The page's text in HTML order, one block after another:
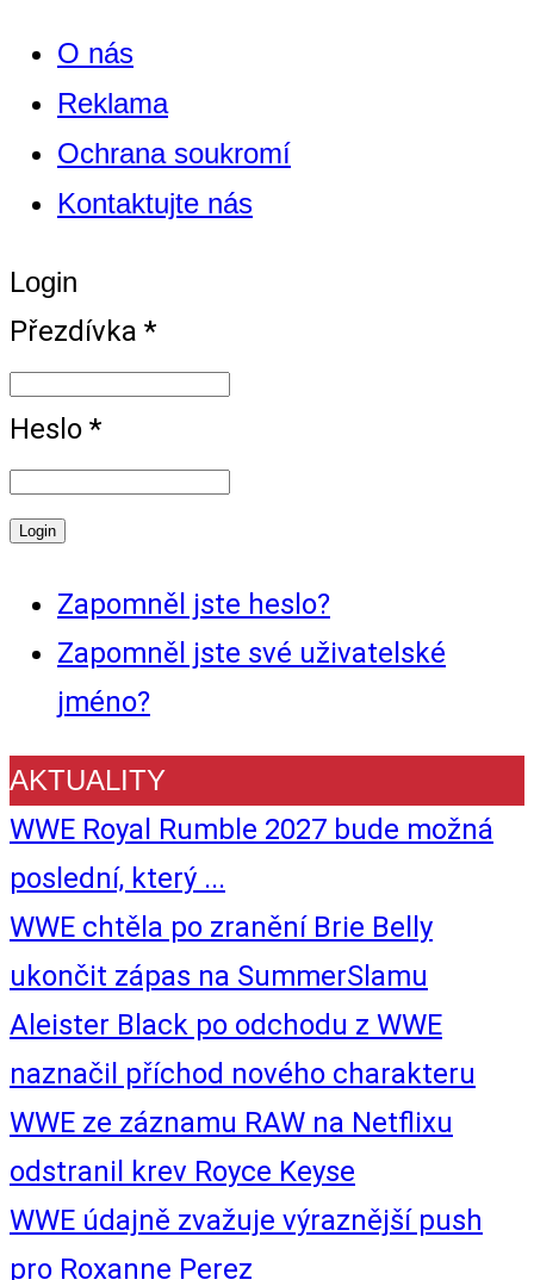
O nás
Reklama
Ochrana soukromí
Kontaktujte nás
Login
Přezdívka *
Heslo *
Zapomněl jste heslo?
Zapomněl jste své uživatelské
jméno?
AKTUALITY
WWE Royal Rumble 2027 bude možná
poslední, který ...
WWE chtěla po zranění Brie Belly
ukončit zápas na SummerSlamu
Aleister Black po odchodu z WWE
naznačil příchod nového charakteru
WWE ze záznamu RAW na Netflixu
odstranil krev Royce Keyse
WWE údajně zvažuje výraznější push
pro Roxanne Perez